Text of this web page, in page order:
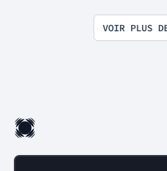
VOIR PLUS